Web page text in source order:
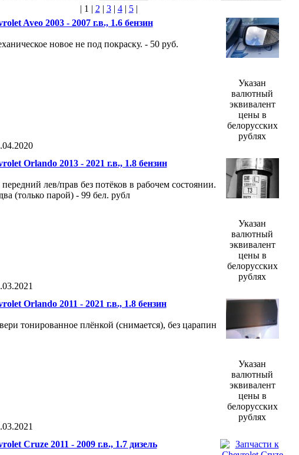
| 1 | 2 | 3| 4| 5|
Aveo 2003 - 2007 г.в., 1.6 бензин
новое не под покраску. - 50 руб.
Указан
валютный
эквивалент
цены в
белорусских
рублях
Orlando 2013 - 2021 г.в., 1.8 бензин
лев/прав без потёков в рабочем состоянии.
(только парой) - 99 бел. рубл
Указан
валютный
эквивалент
цены в
белорусских
рублях
Orlando 2011 - 2021 г.в., 1.8 бензин
тонированное плёнкой (снимается), без царапин
Указан
валютный
эквивалент
цены в
белорусских
рублях
Cruze 2011 - 2009 г.в., 1.7 дизель